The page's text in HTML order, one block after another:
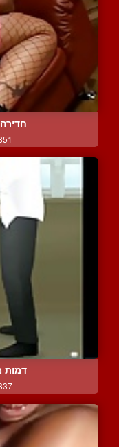
4851
דמות
4837